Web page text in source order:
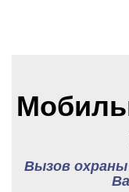
Вызов